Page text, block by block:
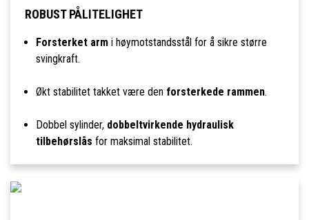
ROBUST PÅLITELIGHET
Forsterket armi høymotstandsstål for å sikre større
svingkraft.
Økt stabilitet takket være den forsterkede rammen.
Dobbel sylinder, dobbeltvirkende hydraulisk
tilbehørslås for maksimal stabilitet.